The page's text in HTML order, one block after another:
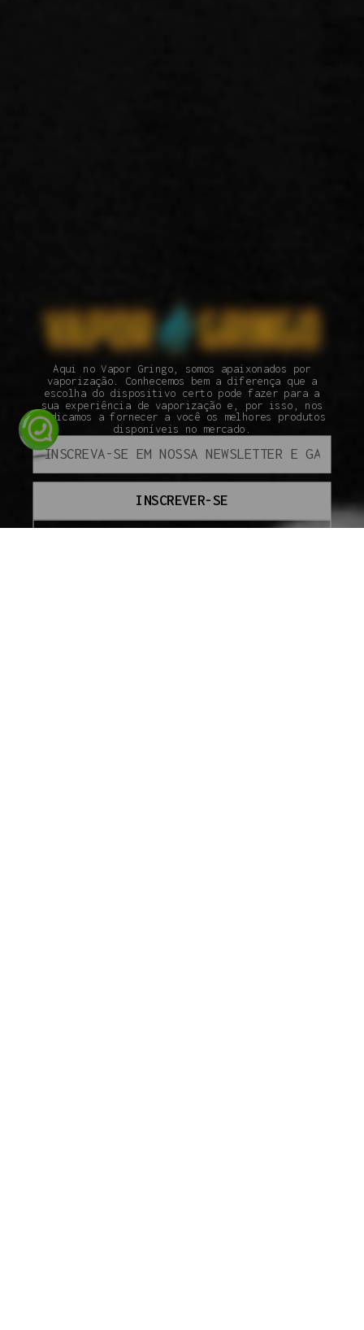
Aqui no Vapor Gringo, somos apaixonados por
vaporização. Conhecemos bem a diferença que a
escolha do dispositivo certo pode fazer para a
sua experiência de vaporização e, por isso, nos
dedicamos a fornecer a você os melhores produtos
disponíveis no mercado.
INSCREVER-SE